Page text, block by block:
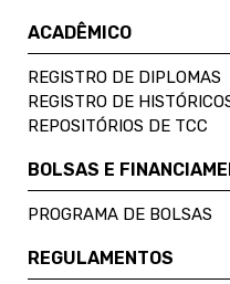
ACADÊMICO
REGISTRO DE DIPLOMAS
REGISTRO DE
REPOSITÓRIOS DE TCC
BOLSAS E
PROGRAMA DE BOLSAS
REGULAMENTOS